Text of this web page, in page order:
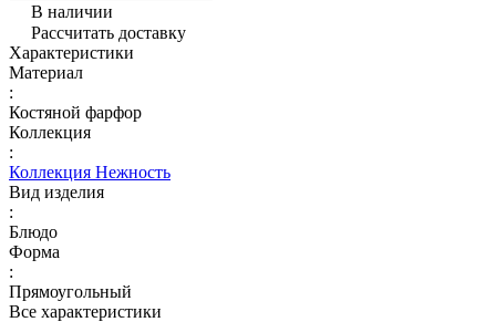
В наличии
Рассчитать доставку
Характеристики
Материал
:
Костяной фарфор
Коллекция
:
Коллекция Нежность
Вид изделия
:
Блюдо
Форма
:
Прямоугольный
Все характеристики